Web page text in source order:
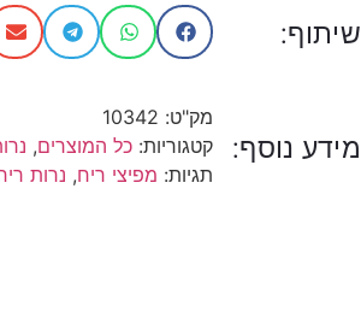
שיתוף:
מידע נוסף:
מק"ט: 10342
קטגוריות: כל המוצרים,
תגיות: מפיצי ריח, נרות